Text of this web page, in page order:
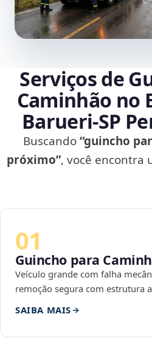
Serviços de
Caminhão no
Barueri‑SP
Buscando“guincho
próximo”, você encontra
01
Guincho para
Veículo grande com falha
remoção segura com estrutura
SAIBA MAIS